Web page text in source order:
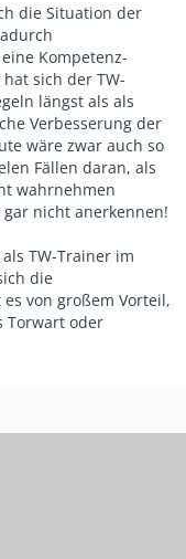
die Situation der
Kompetenz-
sich der TW-
längst als als
Verbesserung der
wäre zwar auch so
Fällen daran, als
wahrnehmen
nicht anerkennen!
TW-Trainer im
die
von großem Vorteil,
Torwart oder